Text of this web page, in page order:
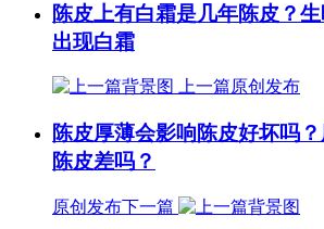
陈皮上有白霜是几年陈皮？
出现白霜
上一篇原创发布
陈皮厚薄会影响陈皮好坏吗
陈皮差吗？
原创发布下一篇